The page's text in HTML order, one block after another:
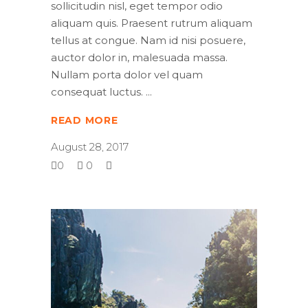
sollicitudin nisl, eget tempor odio
aliquam quis. Praesent rutrum aliquam
tellus at congue. Nam id nisi posuere,
auctor dolor in, malesuada massa.
Nullam porta dolor vel quam
consequat luctus.
READ MORE
August 28, 2017
0
0